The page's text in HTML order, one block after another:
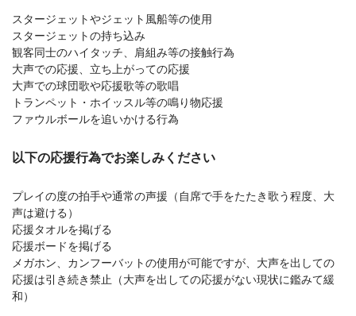
スタージェットやジェット風船等の使用
スタージェットの持ち込み
観客同士のハイタッチ、肩組み等の接触行為
大声での応援、立ち上がっての応援
大声での球団歌や応援歌等の歌唱
トランペット・ホイッスル等の鳴り物応援
ファウルボールを追いかける行為
以下の応援行為でお楽しみください
プレイの度の拍手や通常の声援（自席で手をたたき歌う程度、大
声は避ける）
応援タオルを掲げる
応援ボードを掲げる
メガホン、カンフーバットの使用が可能ですが、大声を出しての
応援は引き続き禁止（大声を出しての応援がない現状に鑑みて緩
和）